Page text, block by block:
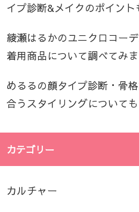
イプ診断&メイクのポイン
綾瀬はるかのユニクロコー
着用商品について調べてみま
めるるの顔タイプ診断・骨
合うスタイリングについて
カテゴリー
カルチャー